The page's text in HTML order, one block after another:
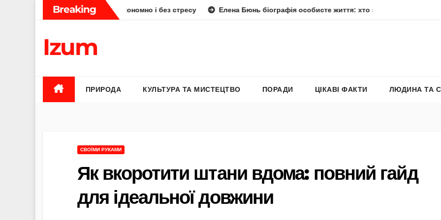
Breaking
як планувати смачно, економно і без стресу Елена Бюнь біографія особисте життя: хто вона насправді Елена
Izum
ПРИРОДА КУЛЬТУРА ТА МИСТЕЦТВО ПОРАДИ ЦІКАВІ ФАКТИ ЛЮДИНА ТА
СВОЇМИ РУКАМИ
Як вкоротити штани вдома: повний гайд
для ідеальної довжини